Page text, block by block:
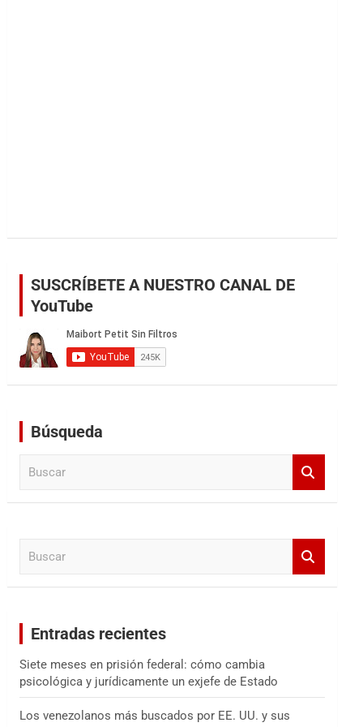
SUSCRÍBETE A NUESTRO CANAL DE
YouTube
Búsqueda
Entradas recientes
Siete meses en prisión federal: cómo cambia
psicológica y jurídicamente un exjefe de Estado
Los venezolanos más buscados por EE. UU. y sus